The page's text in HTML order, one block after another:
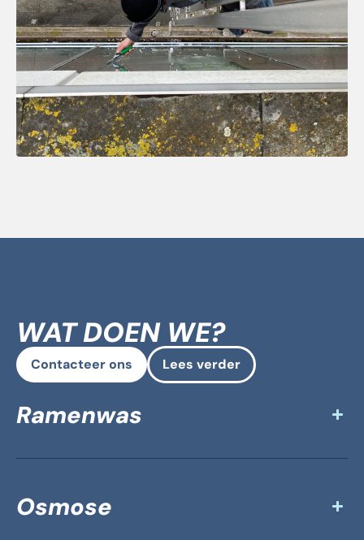
WAT DOEN WE?
Contacteer ons Lees verder
Ramenwas
Osmose